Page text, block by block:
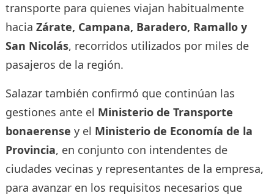
transporte para quienes viajan habitualmente
hacia Zárate, Campana, Baradero, Ramallo y
San Nicolás, recorridos utilizados por miles de
pasajeros de la región.
Salazar también confirmó que continúan las
gestiones ante el Ministerio de Transporte
bonaerense y el Ministerio de Economía de la
Provincia, en conjunto con intendentes de
ciudades vecinas y representantes de la empresa,
para avanzar en los requisitos necesarios que